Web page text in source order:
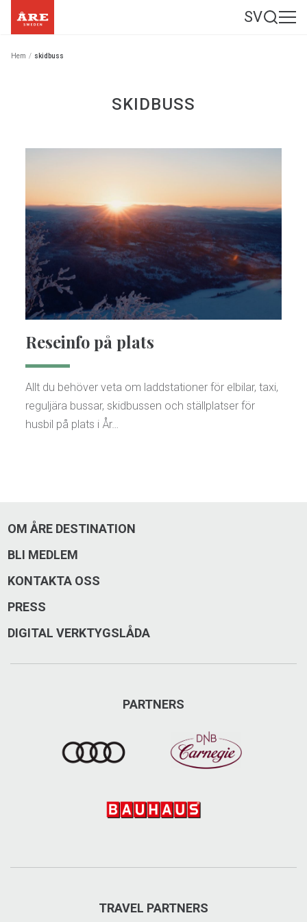
SV
Hem / skidbuss
SKIDBUSS
Reseinfo på plats
Allt du behöver veta om laddstationer för elbilar, taxi,
reguljära bussar, skidbussen och ställplatser för
husbil på plats i År…
OM ÅRE DESTINATION
BLI MEDLEM
KONTAKTA OSS
PRESS
DIGITAL VERKTYGSLÅDA
PARTNERS
TRAVEL PARTNERS